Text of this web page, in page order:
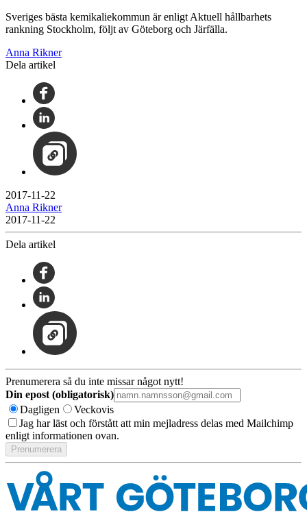
Sveriges bästa kemikaliekommun är enligt Aktuell hållbarhets
rankning Stockholm, följt av Göteborg och Järfälla.
Anna Rikner
Dela artikel
2017-11-22
Anna Rikner
2017-11-22
Dela artikel
Prenumerera så du inte missar något nytt!
Din epost (obligatorisk)
Dagligen
Veckovis
Jag har läst och förstått att min mejladress delas med Mailchimp
enligt informationen ovan.